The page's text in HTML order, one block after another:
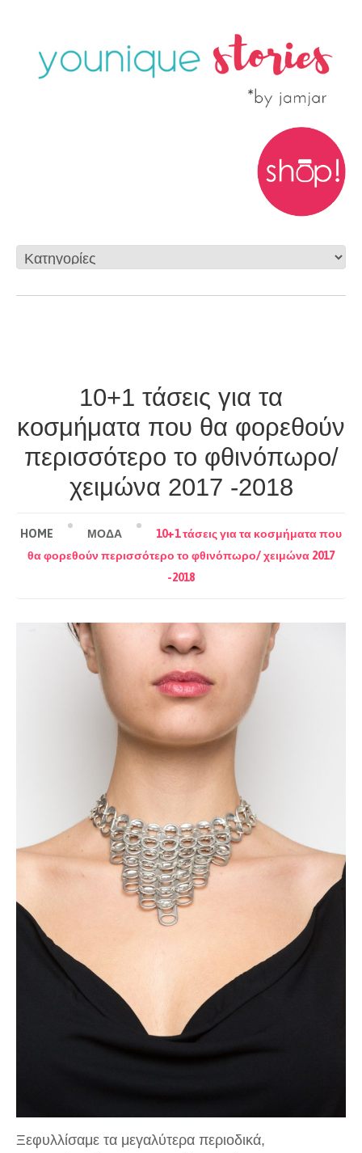
10+1 τάσεις για τα
κοσμήματα που θα φορεθούν
περισσότερο το φθινόπωρο/
χειμώνα 2017 -2018
HOME ΜΟΔΑ
10+1 τάσεις για τα κοσμήματα που
θα φορεθούν περισσότερο το φθινόπωρο/ χειμώνα 2017
-2018
Ξεφυλλίσαμε τα μεγαλύτερα περιοδικά,